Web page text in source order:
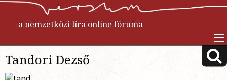
a nemzetközi líra online fóruma
Tandori Dezső